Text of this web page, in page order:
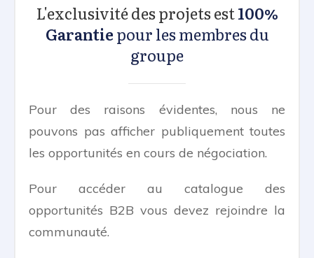
L'exclusivité des projets est100%
Garantiepour les membres du
groupe
Pour des raisons évidentes, nous ne
pouvons pas afficher publiquement toutes
les opportunités en cours de négociation.
Pour accéder au catalogue des
opportunités B2B vous devez rejoindre la
communauté.